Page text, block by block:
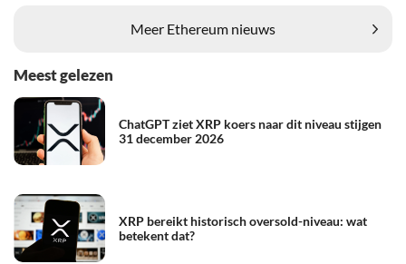
Meer Ethereum nieuws
Meest gelezen
ChatGPT ziet XRP koers naar dit niveau stijgen
31 december 2026
XRP bereikt historisch oversold-niveau: wat
betekent dat?